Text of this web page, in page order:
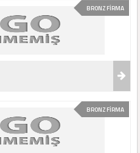
BRONZ FİRMA
BRONZ FİRMA